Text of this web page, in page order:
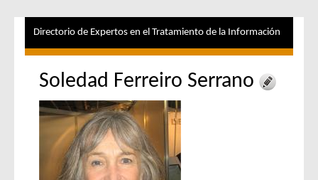
Directorio de Expertos en el Tratamiento de la Información
Soledad Ferreiro Serrano